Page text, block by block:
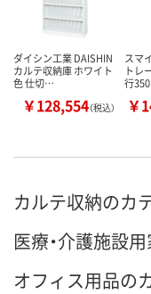
カ
ダイシン工業 DAISHIN
カルテ収納庫 ホワイト
色 仕切…
￥128,554（税込）
スマ
ト
行
￥
カルテ収納のカ
医療・介護施設
オフィス用品の